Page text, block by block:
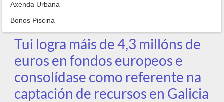
Axenda Urbana
Bonos Piscina
Tui logra máis de 4,3 millóns de
euros en fondos europeos e
consolídase como referente na
captación de recursos en Galicia